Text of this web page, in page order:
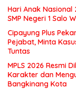
Hari Anak Nasional
SMP Negeri 1 Salo
Cipayung Plus
Pejabat, Minta
Tuntas
MPLS 2026 Resmi
Karakter dan
Bangkinang Kota